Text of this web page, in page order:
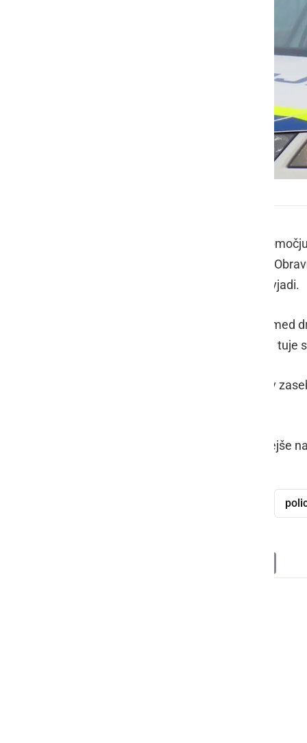
V preteklem dnevu so policisti na
je lažje telesno poškodoval kolesar.
in miru ter trije primeri povoženja divjadi.
S področja kriminalitete so policisti med
nasilje v družini ter več poškodovanj tuje
Javni red in mir je bil kršen dvakrat v
Meritve hitrosti bodo danes pogostejše